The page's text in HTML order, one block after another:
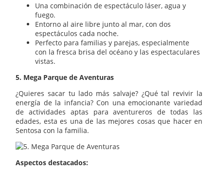
Una combinación de espectáculo láser, agua y
fuego.
Entorno al aire libre junto al mar, con dos
espectáculos cada noche.
Perfecto para familias y parejas, especialmente
con la fresca brisa del océano y las espectaculares
vistas.
5. Mega Parque de Aventuras
¿Quieres sacar tu lado más salvaje? ¿Qué tal revivir la
energía de la infancia? Con una emocionante variedad
de actividades aptas para aventureros de todas las
edades, esta es una de las mejores cosas que hacer en
Sentosa con la familia.
Aspectos destacados: